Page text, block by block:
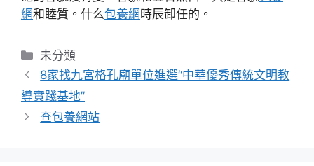
網和睦質。什么包養網時辰卸任的。
分
類
未分類
8家找九宮格孔廟單位進選“中華優秀傳統文明教
導實踐基地”
查包養網站